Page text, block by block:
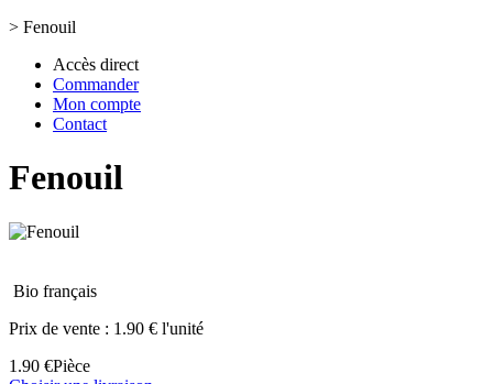
> Fenouil
Accès direct
Commander
Mon compte
Contact
Fenouil
Bio français
Prix de vente : 1.90 € l'unité
1.90 €Pièce